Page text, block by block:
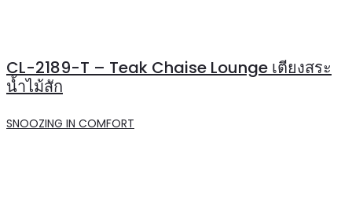
CL-2189-T – Teak Chaise Lounge เตียงสระ
น้ำไม้สัก
SNOOZING IN COMFORT